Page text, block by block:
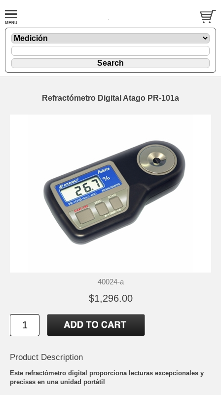
Refractómetro Digital Atago PR-101a
40024-a
$1,296.00
Product Description
Este refractómetro digital proporciona lecturas excepcionales y
precisas en una unidad portátil